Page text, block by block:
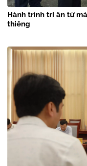
Hành trình tri ân từ
thiêng